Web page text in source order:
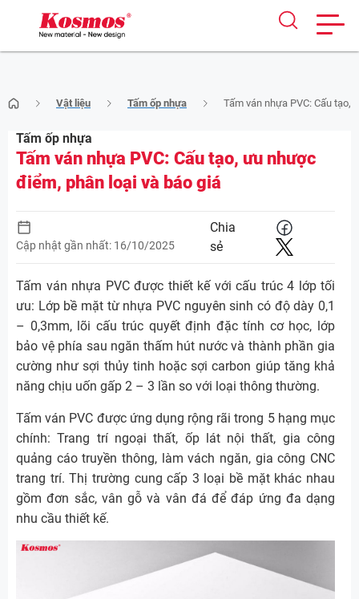
to
content
Vật liệu Tấm ốp nhựa Tấm ván nhựa PVC: Cấu tạo,
Tấm ốp nhựa
Tấm ván nhựa PVC: Cấu tạo, ưu nhược
điểm, phân loại và báo giá
Cập nhật gần nhất: 16/10/2025
Chia
sẻ
Tấm ván nhựa PVC được thiết kế với cấu trúc 4 lớp tối
ưu: Lớp bề mặt từ nhựa PVC nguyên sinh có độ dày 0,1
– 0,3mm, lõi cấu trúc quyết định đặc tính cơ học, lớp
bảo vệ phía sau ngăn thấm hút nước và thành phần gia
cường như sợi thủy tinh hoặc sợi carbon giúp tăng khả
năng chịu uốn gấp 2 – 3 lần so với loại thông thường.
Tấm ván PVC được ứng dụng rộng rãi trong 5 hạng mục
chính: Trang trí ngoại thất, ốp lát nội thất, gia công
quảng cáo truyền thông, làm vách ngăn, gia công CNC
trang trí. Thị trường cung cấp 3 loại bề mặt khác nhau
gồm đơn sắc, vân gỗ và vân đá để đáp ứng đa dạng
nhu cầu thiết kế.